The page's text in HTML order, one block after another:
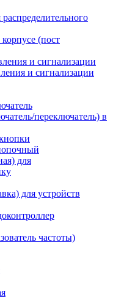
(пост
и сигнализации
и сигнализации
переключатель) в
для
для устройств
частоты)